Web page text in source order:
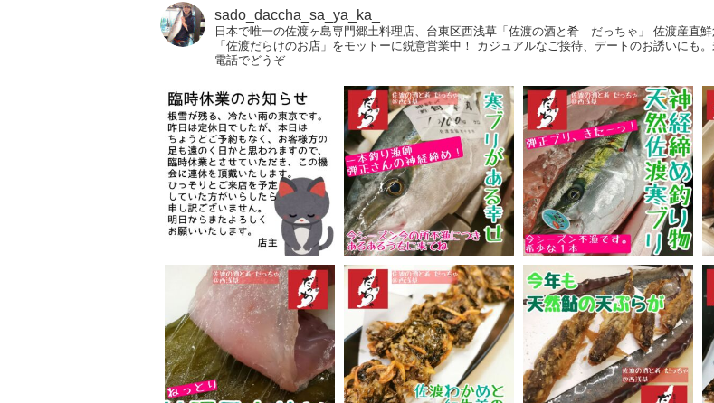
sado_daccha_sa_ya_ka_
日本で唯一の佐渡ヶ島専門郷土料理店、台東区西浅草「佐渡の酒と肴 だっちゃ」
佐渡産直
「佐渡だらけのお店」をモットーに鋭意営業中！
カジュアルなご接待、デートのお誘いにも
電話でどうぞ